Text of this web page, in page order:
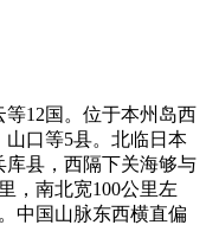
12国。位于本州岛西
口等5县。北临日本
县，西隔下关海够与
，南北宽100公里左
中国山脉东西横直偏